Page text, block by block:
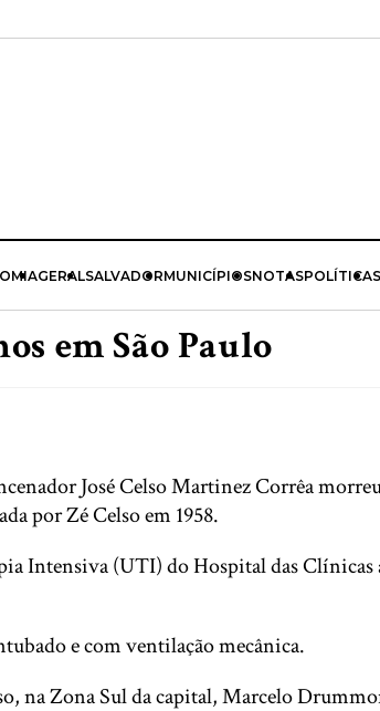
GERALSALVADORMUNICÍPIOSNOTASPOLÍTICA
em São Paulo
José Celso Martinez Corrêa
por Zé Celso em 1958.
Intensiva (UTI) do Hospital das
e com ventilação mecânica.
na Zona Sul da capital, Marcelo